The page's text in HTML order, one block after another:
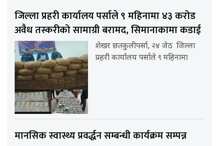
जिल्ला प्रहरी कार्यालय पर्साले ९ महिनामा ४३ करोड
अवैध तस्करीको सामाग्री बरामद, सिमानाकामा कडाई
शेखर छतकुलीपर्सा, २४ जेठ जिल्ला
प्रहरी कार्यालय पर्साले ९ महिनामा
मानसिक स्वास्थ्य प्रवर्द्धन सम्बन्धी कार्यक्रम सम्पन्न